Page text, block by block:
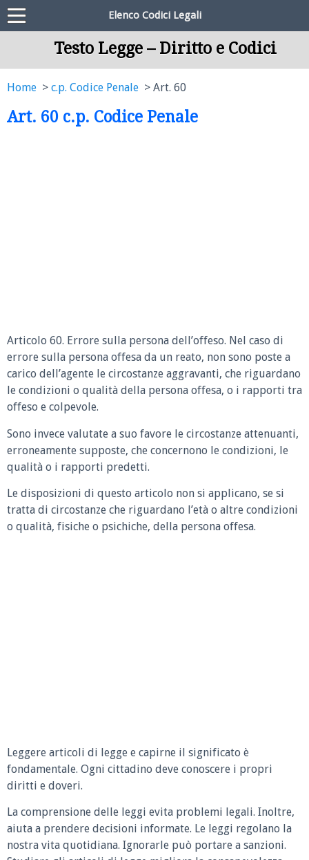
Elenco Codici Legali
Testo Legge – Diritto e Codici
Home c.p. Codice Penale Art. 60
Art. 60 c.p. Codice Penale
Articolo 60. Errore sulla persona dell’offeso. Nel caso di
errore sulla persona offesa da un reato, non sono poste a
carico dell’agente le circostanze aggravanti, che riguardano
le condizioni o qualità della persona offesa, o i rapporti tra
offeso e colpevole.
Sono invece valutate a suo favore le circostanze attenuanti,
erroneamente supposte, che concernono le condizioni, le
qualità o i rapporti predetti.
Le disposizioni di questo articolo non si applicano, se si
tratta di circostanze che riguardano l’età o altre condizioni
o qualità, fisiche o psichiche, della persona offesa.
Leggere articoli di legge e capirne il significato è
fondamentale. Ogni cittadino deve conoscere i propri
diritti e doveri.
La comprensione delle leggi evita problemi legali. Inoltre,
aiuta a prendere decisioni informate. Le leggi regolano la
nostra vita quotidiana. Ignorarle può portare a sanzioni.